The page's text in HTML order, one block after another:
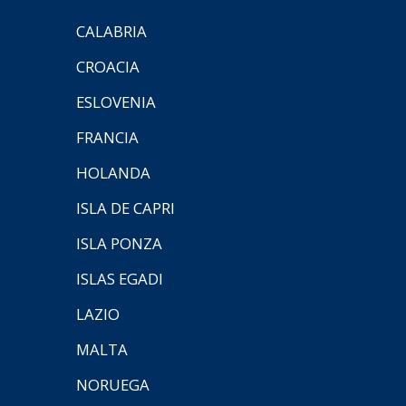
CALABRIA
CROACIA
ESLOVENIA
FRANCIA
HOLANDA
ISLA DE CAPRI
ISLA PONZA
ISLAS EGADI
LAZIO
MALTA
NORUEGA